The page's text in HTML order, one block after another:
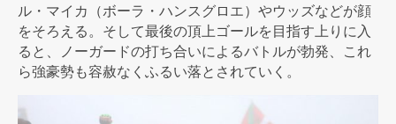
ル・マイカ（ボーラ・ハンスグロエ）やウッズなどが顔
をそろえる。そして最後の頂上ゴールを目指す上りに入
ると、ノーガードの打ち合いによるバトルが勃発、これ
ら強豪勢も容赦なくふるい落とされていく。